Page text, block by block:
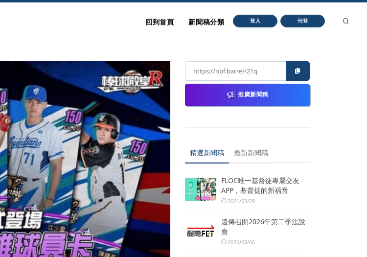
回到首頁 新聞稿分類 登入 刊登
推廣新聞稿
精選新聞稿 最新新聞稿
FLOC唯一基督徒專屬交友
APP，基督徒的新福音
2021/03/29
遠傳召開2026年第二季法說
會
2026/08/06